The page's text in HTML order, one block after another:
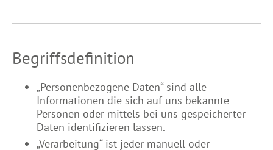
Begriffsdefinition
„Personenbezogene Daten“ sind alle
Informationen die sich auf uns bekannte
Personen oder mittels bei uns gespeicherter
Daten identifizieren lassen.
„Verarbeitung“ ist jeder manuell oder